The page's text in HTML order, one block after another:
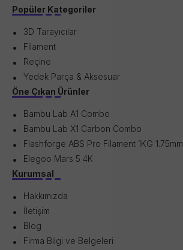
Popüler Kategoriler
3D Tarayıcılar
Filament
Reçine
Yedek Parça & Aksesuar
Öne Çıkan Ürünler
Bambu Lab A1 Combo
Bambu Lab X1 Carbon Combo
Flashforge ABS Pro Filament 1KG 1.75mm
Elegoo Mars 5 4K
Kurumsal
Hakkımızda
İletişim
Blog
Firma Bilgi ve Belgeleri